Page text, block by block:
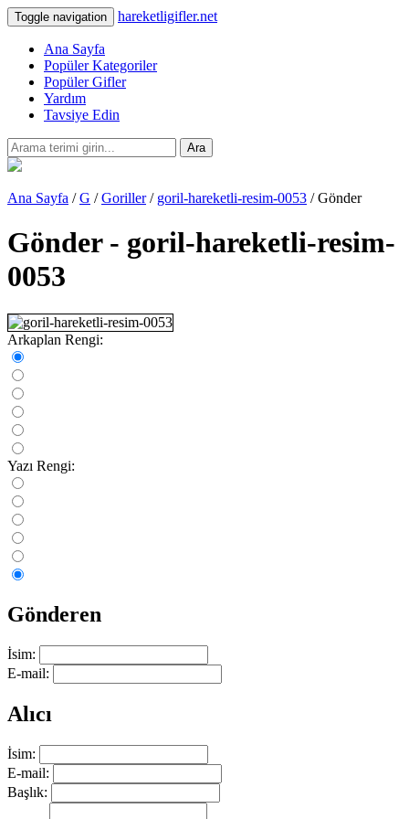
Toggle navigation hareketligifler.net
Ana Sayfa
Popüler Kategoriler
Popüler Gifler
Yardım
Tavsiye Edin
Ara
Ana Sayfa /G /Goriller/ goril-hareketli-resim-0053 / Gönder
Gönder - goril-hareketli-resim-
0053
Arkaplan Rengi:
Yazı Rengi:
Gönderen
İsim:
E-mail:
Alıcı
İsim:
E-mail:
Başlık: